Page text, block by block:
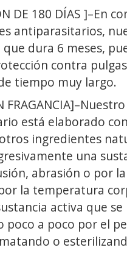
DE 180 DÍAS ]–En
antiparasitarios,
que dura 6 meses,
contra
tiempo muy largo.
está elaborado
ingredientes
una
abrasión o por
la temperatura
activa que se
poco a poco por el
o